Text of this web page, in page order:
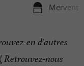
Mervent
en d'autres
Retrouvez-nous